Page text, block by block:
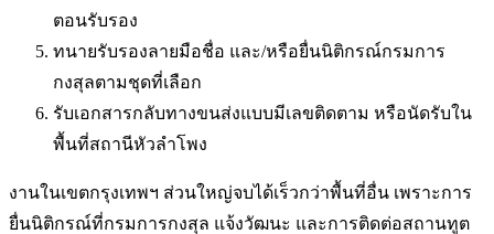
ตอนรับรอง
ทนายรับรองลายมือชื่อ และ/หรือยื่นนิติกรณ์กรมการ
กงสุลตามชุดที่เลือก
รับเอกสารกลับทางขนส่งแบบมีเลขติดตาม หรือนัดรับใน
พื้นที่สถานีหัวลำโพง
งานในเขตกรุงเทพฯ ส่วนใหญ่จบได้เร็วกว่าพื้นที่อื่น เพราะการ
ยื่นนิติกรณ์ที่กรมการกงสุล แจ้งวัฒนะ และการติดต่อสถานทูต